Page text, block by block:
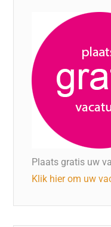
Plaats gratis uw
Klik hier om uw